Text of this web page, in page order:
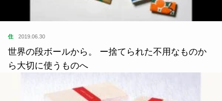
住 2019.06.30
世界の段ボールから。 ー捨てられた不用なものか
ら大切に使うものへ